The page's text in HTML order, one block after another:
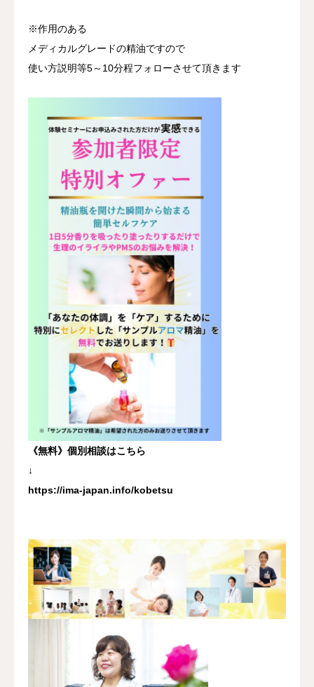
※作用のある
メディカルグレードの精油ですので
使い方説明等5～10分程フォローさせて頂きます
《無料》個別相談はこちら
↓
https://ima-japan.info/kobetsu